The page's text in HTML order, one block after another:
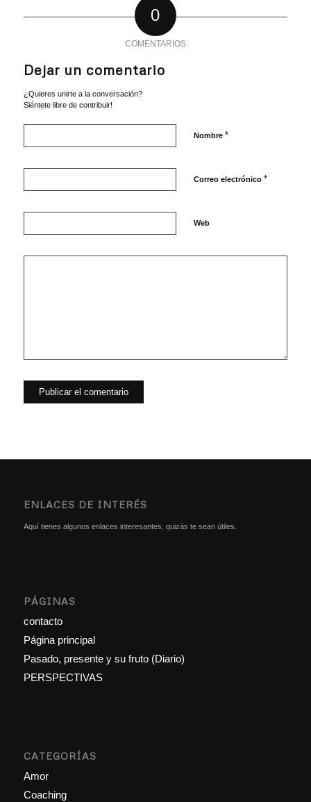
0
COMENTARIOS
Dejar un comentario
¿Quieres unirte a la conversación?
Siéntete libre de contribuir!
Nombre *
Correo electrónico *
Web
ENLACES DE INTERÉS
Aquí tienes algunos enlaces interesantes, quizás te sean útiles.
PÁGINAS
contacto
Página principal
Pasado, presente y su fruto (Diario)
PERSPECTIVAS
CATEGORÍAS
Amor
Coaching